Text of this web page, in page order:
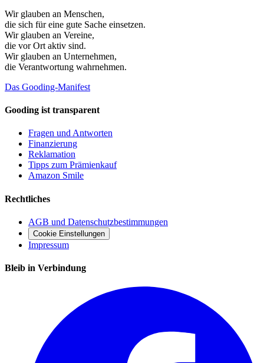
Wir glauben an Menschen,
die sich für eine gute Sache einsetzen.
Wir glauben an Vereine,
die vor Ort aktiv sind.
Wir glauben an Unternehmen,
die Verantwortung wahrnehmen.
Das Gooding-Manifest
Gooding ist transparent
Fragen und Antworten
Finanzierung
Reklamation
Tipps zum Prämienkauf
Amazon Smile
Rechtliches
AGB und Datenschutzbestimmungen
Cookie Einstellungen
Impressum
Bleib in Verbindung